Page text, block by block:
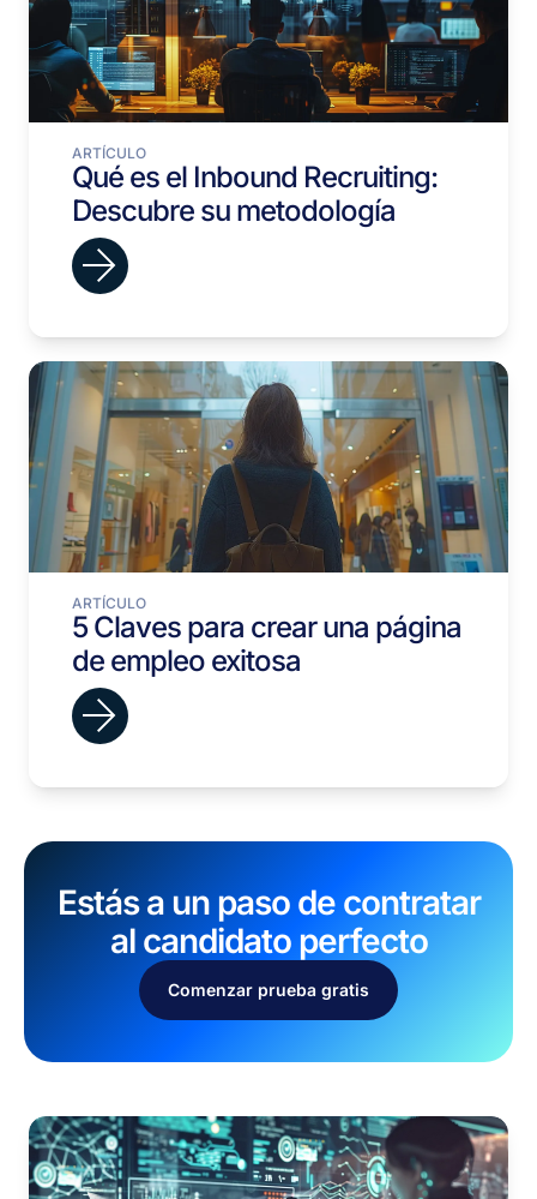
ARTÍCULO
Qué es el Inbound Recruiting:
Descubre su metodología
ARTÍCULO
5 Claves para crear una página
de empleo exitosa
Estás a un paso de contratar
al candidato perfecto
Comenzar prueba gratis